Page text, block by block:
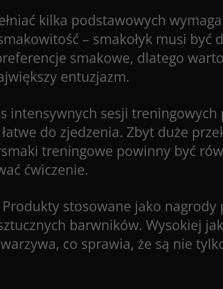
kilka podstawowych
– smakołyk musi być
smakowe, dlatego
entuzjazm.
intensywnych sesji
do zjedzenia. Zbyt duże
treningowe powinny być
ćwiczenie.
Produkty stosowane jako
barwników. Wysokiej
co sprawia, że są nie